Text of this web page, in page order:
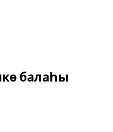
балаһы